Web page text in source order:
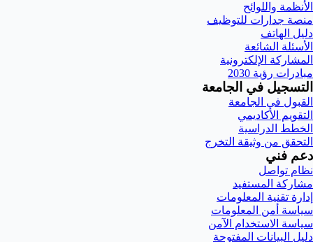
الأنظمة واللوائح
منصة جدارات للتوظيف
دليل الهاتف
الأسئلة الشائعة
المشاركة الإلكترونية
مبادرات رؤية 2030
التسجيل في الجامعة
القبول في الجامعة
التقويم الأكاديمي
الخطط الدراسية
التحقق من وثيقة التخرج
دعم فني
نظام تواصل
مشاركة المستفيد
إدارة تقنية المعلومات
سياسة أمن المعلومات
سياسة الاستخدام الآمن
دليل البيانات المفتوحة